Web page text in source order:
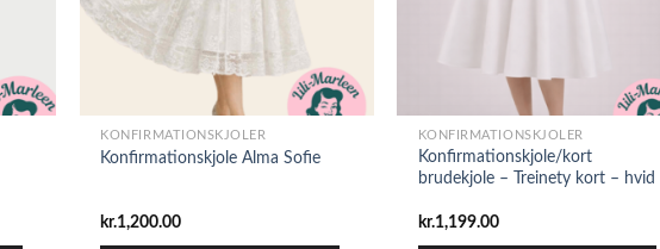
KONFIRMATIONSKJOLER
Konfirmationskjole Alma Sofie
kr.1,200.00
KONFIRMATIONSKJOLER
Konfirmationskjole/kort
brudekjole – Treinety kort – hvid
kr.1,199.00